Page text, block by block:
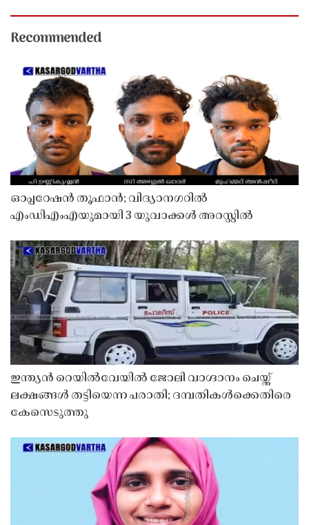
Recommended
ഓപ്പറേഷൻ തൂഫാൻ; വിദ്യാനഗറിൽ
എംഡിഎംഎയുമായി 3 യുവാക്കൾ അറസ്റ്റിൽ
ഇന്ത്യൻ റെയിൽവേയിൽ ജോലി വാഗ്ദാനം ചെയ്ത്
ലക്ഷങ്ങൾ തട്ടിയെന്ന പരാതി; ദമ്പതികൾക്കെതിരെ
കേസെടുത്തു